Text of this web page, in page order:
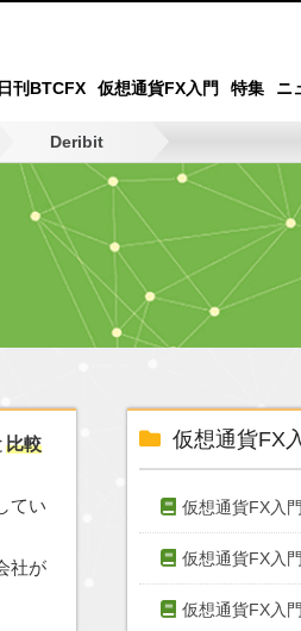
日刊BTCFX 仮想通貨FX入門 特集 ニ
Deribit
比較
てい
社が
仮想通貨FX
仮想通貨FX入
仮想通貨FX入
仮想通貨FX入